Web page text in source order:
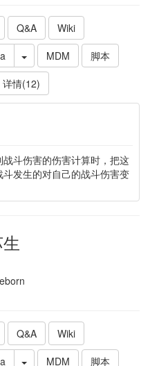
Q&A
Wiki
MDM
脚本
详情(12)
斗伤害的伤害计算时，把这
发生的对自己的战斗伤害变
Q&A
Wiki
MDM 脚本